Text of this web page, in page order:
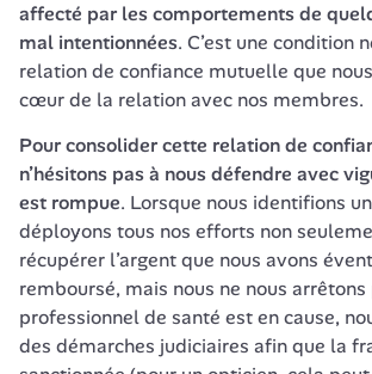
affecté par les comportements de
mal intentionnées. C’est une condition
relation de confiance mutuelle que
cœur de la relation avec nos membres.
Pour consolider cette relation de
n’hésitons pas à nous défendre avec
est rompue. Lorsque nous identifions
déployons tous nos efforts non
récupérer l’argent que nous avons
remboursé, mais nous ne nous arrêtons
professionnel de santé est en cause,
des démarches judiciaires afin que la